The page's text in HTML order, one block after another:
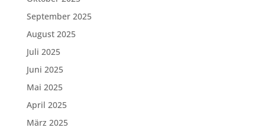
September 2025
August 2025
Juli 2025
Juni 2025
Mai 2025
April 2025
März 2025